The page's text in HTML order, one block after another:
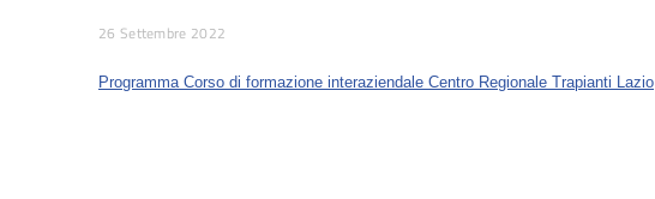
26 Settembre 2022
Programma Corso di formazione interaziendale Centro Regionale Trapianti Lazio